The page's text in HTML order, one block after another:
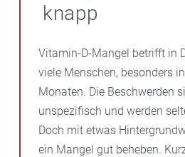
knapp
Vitamin-D-Mangel betrifft in
viele Menschen, besonders
Monaten. Die Beschwerden
unspezifisch und werden
Doch mit etwas
ein Mangel gut beheben.